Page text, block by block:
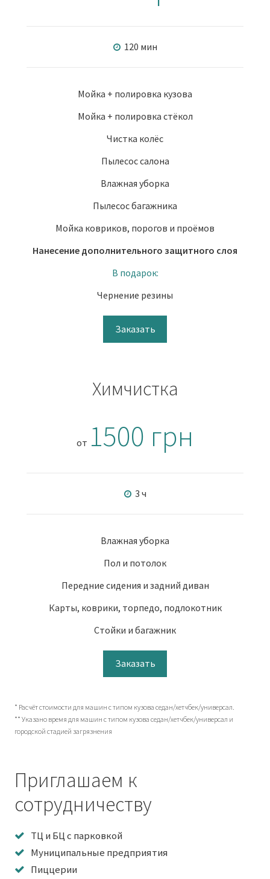
120 мин
Мойка + полировка кузова
Мойка + полировка стёкол
Чистка колёс
Пылесос салона
Влажная уборка
Пылесос багажника
Мойка ковриков, порогов и проёмов
Нанесение дополнительного защитного слоя
В подарок:
Чернение резины
Заказать
Химчистка
от 1500 грн
3 ч
Влажная уборка
Пол и потолок
Передние сидения и задний диван
Карты, коврики, торпедо, подлокотник
Стойки и багажник
Заказать
* Расчёт стоимости для машин с типом кузова седан/хетчбек/универсал.
** Указано время для машин с типом кузова седан/хетчбек/универсал и
городской стадией загрязнения
Приглашаем к
сотрудничеству
ТЦ и БЦ с парковкой
Муниципальные предприятия
Пиццерии